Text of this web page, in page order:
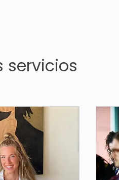
servicios